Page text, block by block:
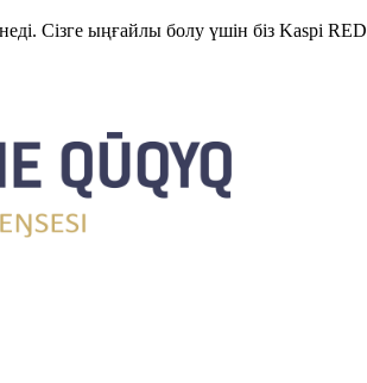
Сізге ыңғайлы болу үшін біз Kaspi